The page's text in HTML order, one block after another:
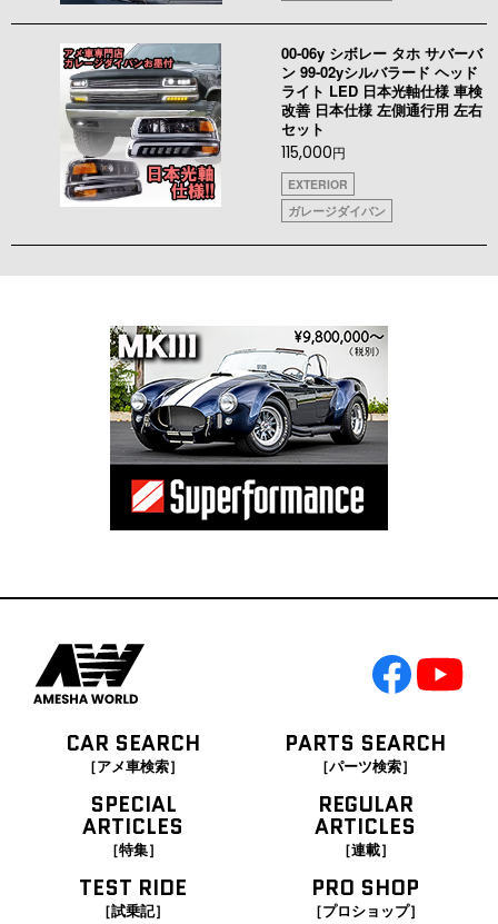
00-06y シボレー タホ サバーバ
ン 99-02yシルバラード ヘッド
ライト LED 日本光軸仕様 車検
改善 日本仕様 左側通行用 左右
セット
115,000円
EXTERIOR
ガレージダイバン
CAR SEARCH
［アメ車検索］
PARTS SEARCH
［パーツ検索］
SPECIAL
ARTICLES
［特集］
REGULAR
ARTICLES
［連載］
TEST RIDE
［試乗記］
PRO SHOP
［プロショップ］